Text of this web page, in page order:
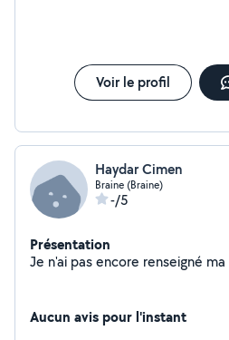
Voir le profil
Haydar Cimen
Braine (Braine)
-/5
Présentation
Aucun avis pour l'instant